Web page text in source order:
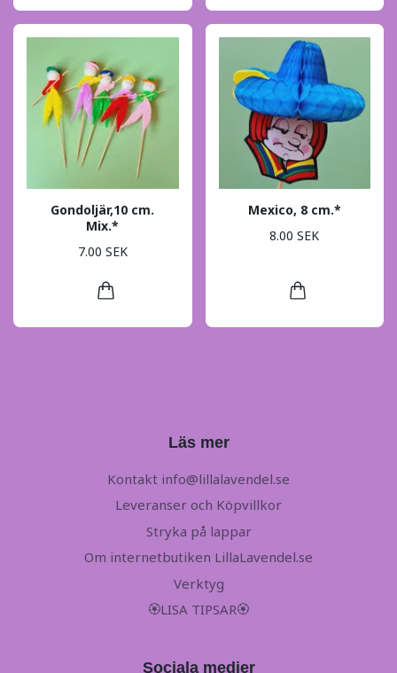
Gondoljär,10 cm.
Mix.*
7.00 SEK
Mexico, 8 cm.*
8.00 SEK
Läs mer
Kontakt info@lillalavendel.se
Leveranser och Köpvillkor
Stryka på lappar
Om internetbutiken LillaLavendel.se
Verktyg
🏵LISA TIPSAR🏵
Sociala medier